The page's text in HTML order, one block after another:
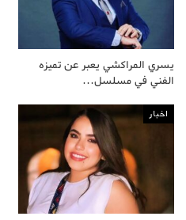
يسري المراكشي يعبر عن تميزه
الفني في مسلسل…
اخبار